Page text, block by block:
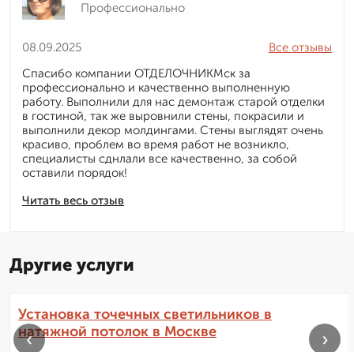
Профессионально
08.09.2025
Читать весь отзыв
Все отзывы
Спасибо компании ОТДЕЛОЧНИКМск за
профессионально и качественно выполненную
работу. Выполнили для нас демонтаж старой отделки
в гостиной, так же выровнили стены, покрасили и
выполнили декор молдингами. Стены выглядят очень
красиво, проблем во время работ не возникло,
специалисты сднлали все качественно, за собой
оставили порядок!
Другие услуги
Установка точечных светильников в
натяжной потолок в Москве
‹ ›